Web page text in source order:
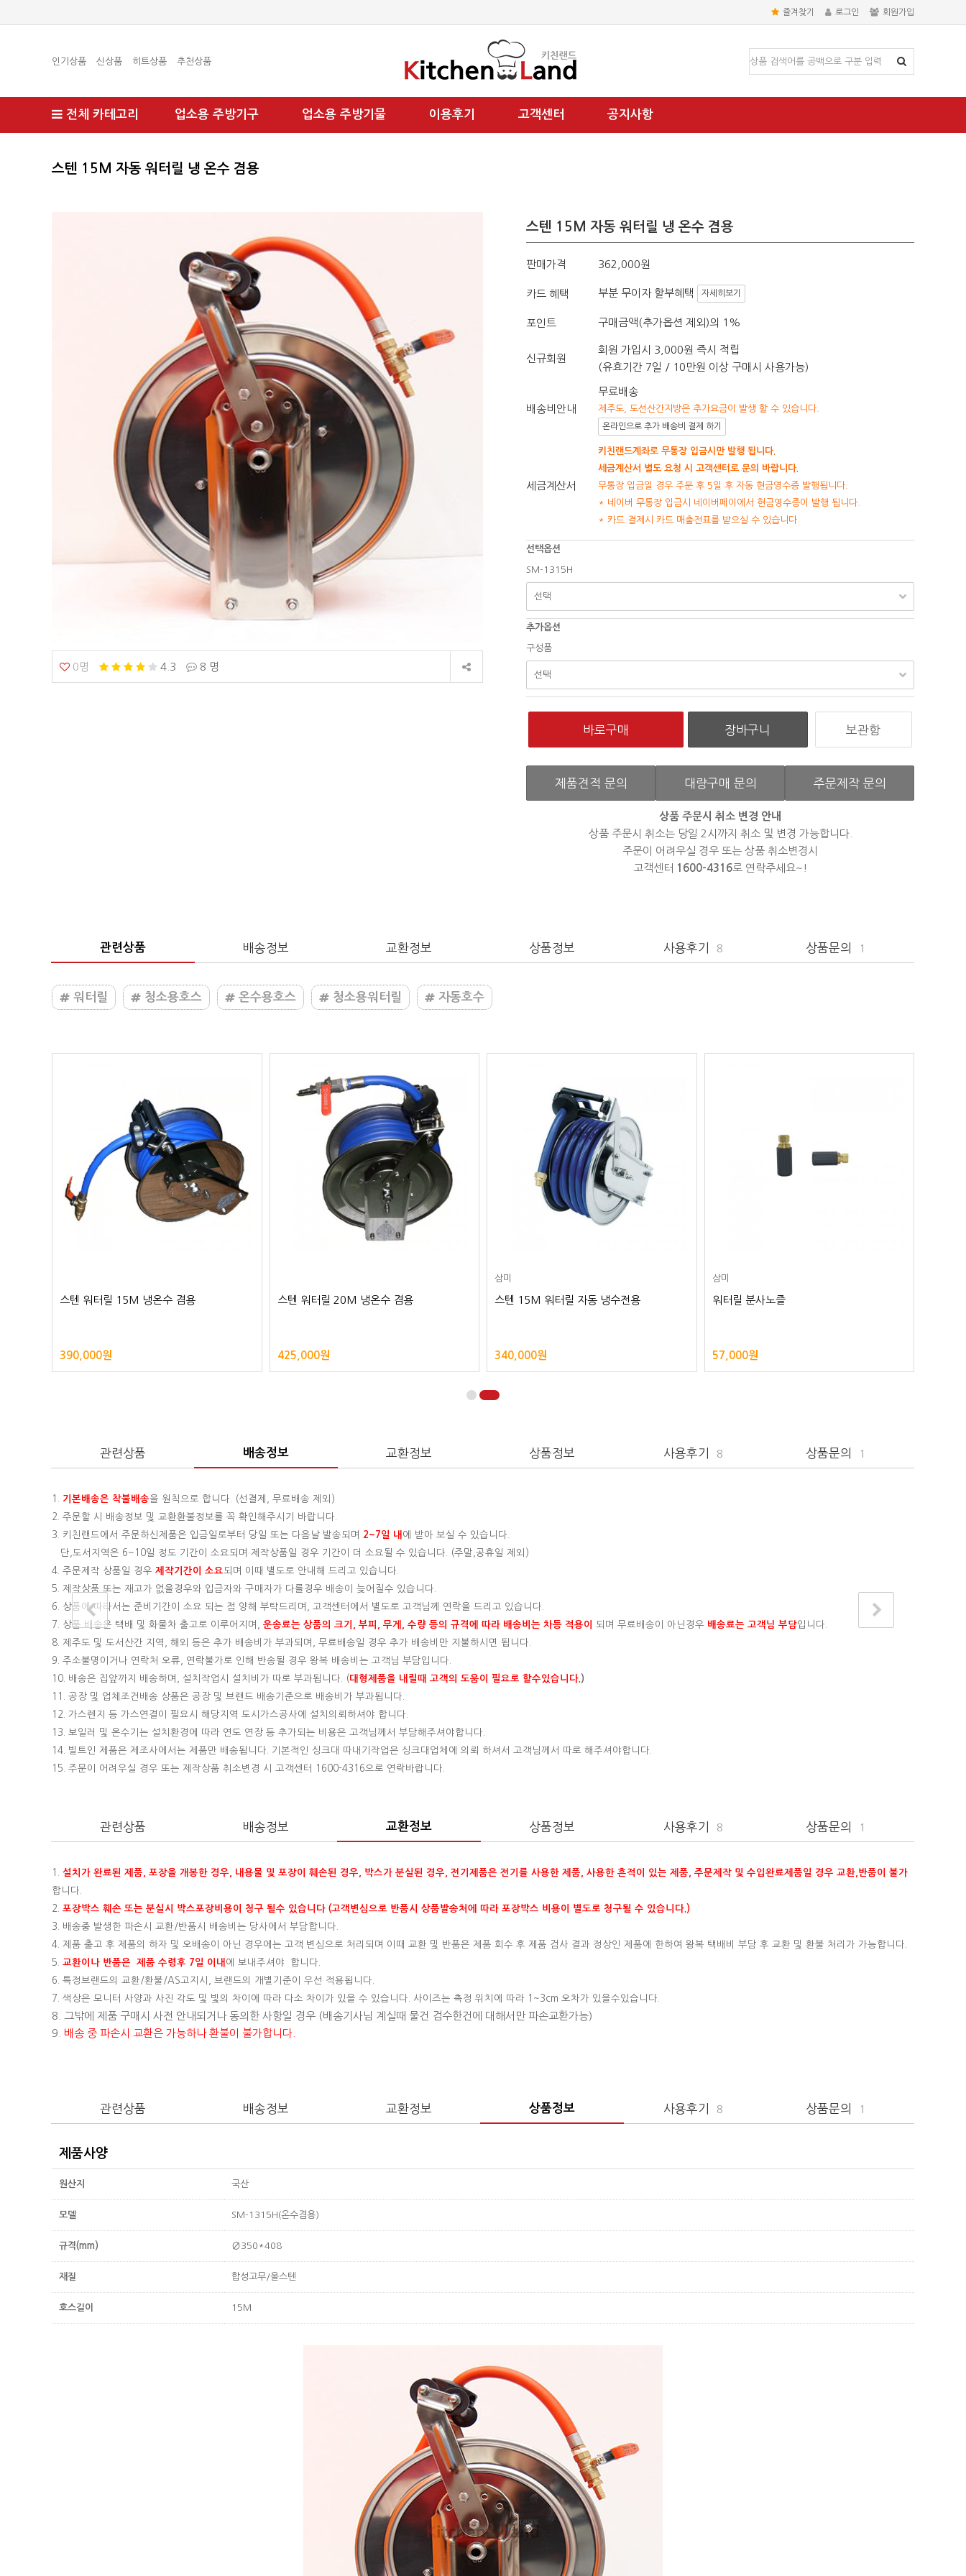
즐겨찾기 로그인 회원가입
인기상품 신상품 히트상품 추천상품
전체 카테고리 업소용 주방기구 업소용 주방기물 이용후기 고객센터 공지사항
스텐 15M 자동 워터릴 냉 온수 겸용
0명 4.3 8 명
스텐 15M 자동 워터릴 냉 온수 겸용
판매가격 362,000원
카드 혜택 부분 무이자 할부혜택 자세히보기
포인트 구매금액(추가옵션 제외)의 1%
신규회원
회원 가입시 3,000원 즉시 적립
(유효기간 7일 / 10만원 이상 구매시 사용가능)
배송비안내
무료배송
제주도, 도선산간지방은 추가요금이 발생 할 수 있습니다.
온라인으로 추가 배송비 결제 하기
세금계산서
키친랜드계좌로 무통장 입금시만 발행 됩니다.
세금계산서 별도 요청 시 고객센터로 문의 바랍니다.
무통장 입금일 경우 주문 후 5일 후 자동 현금영수증 발행됩니다.
* 네이버 무통장 입금시 네이버페이에서 현금영수증이 발행 됩니다.
* 카드 결제시 카드 매출전표를 받으실 수 있습니다.
선택옵션
SM-1315H
추가옵션
구성품
보관함
제품견적 문의 대량구매 문의 주문제작 문의
상품 주문시 취소 변경 안내
상품 주문시 취소는 당일 2시까지 취소 및 변경 가능합니다.
주문이 어려우실 경우 또는 상품 취소변경시
고객센터 1600-4316로 연락주세요~!
관련상품 배송정보 교환정보 상품정보 사용후기 8 상품문의 1
워터릴 청소용호스 온수용호스 청소용워터릴 자동호수
스텐 워터릴 15M 냉온수 겸용
390,000원
스텐 워터릴 20M 냉온수 겸용
425,000원
삼미
스텐 15M 워터릴 자동 냉수전용
340,000원
삼미
워터릴 분사노즐
57,000원
관련상품 배송정보 교환정보 상품정보 사용후기 8 상품문의 1
1. 기본배송은 착불배송을 원칙으로 합니다. (선결제, 무료배송 제외)
2. 주문할 시 배송정보 및 교환환불정보를 꼭 확인해주시기 바랍니다.
3. 키친랜드에서 주문하신제품은 입금일로부터 당일 또는 다음날 발송되며
2~7일 내 에 받아 보실 수 있습니다.
단,도서지역은 6~10일 정도 기간이 소요되며 제작상품일 경우 기간이 더 소요될 수 있습니다. (주말,공휴일 제외)
4. 주문제작 상품일 경우 제작기간이 소요 되며 이때 별도로 안내해 드리고 있습니다.
5. 제작상품 또는 재고가 없을경우와 입금자와 구매자가 다를경우 배송이 늦어질수 있습니다.
6. 상품에 따라서는 준비기간이 소요 되는 점 양해 부탁드리며, 고객센터에서 별도로 고객님께 연락을 드리고 있습니다.
7. 상품 배송은 택배 및 화물차 출고로 이루어지며, 운송료는 상품의 크기, 부피, 무게, 수량 등의 규격에 따라 배송비는 차등 적용이 되며 무료배송이 아닌경우 배송료는 고객님 부담입니다.
8. 제주도 및 도서산간 지역, 해외 등은 추가 배송비가 부과되며, 무료배송일 경우 추가 배송비만 지불하시면 됩니다.
9. 주소불명이거나 연락처 오류, 연락불가로 인해 반송될 경우 왕복 배송비는 고객님 부담입니다.
10. 배송은 집앞까지 배송하며, 설치작업시 설치비가 따로 부과됩니다. (대형제품을 내릴때 고객의 도움이 필요로 할수있습니다. )
11. 공장 및 업체조건배송 상품은 공장 및 브랜드 배송기준으로 배송비가 부과됩니다.
12. 가스렌지 등 가스연결이 필요시 해당지역 도시가스공사에 설치의뢰하셔야 합니다.
13. 보일러 및 온수기는 설치환경에 따라 연도 연장 등 추가되는 비용은 고객님께서 부담해주셔야합니다.
14. 빌트인 제품은 제조사에서는 제품만 배송됩니다. 기본적인 싱크대 따내기작업은 싱크대업체에 의뢰 하셔서 고객님께서 따로 해주셔야합니다.
15. 주문이 어려우실 경우 또는 제작상품 취소변경 시 고객센터 1600-4316으로 연락바랍니다.
관련상품 배송정보 교환정보 상품정보 사용후기 8 상품문의 1
1. 설치가 완료된 제품, 포장을 개봉한 경우, 내용물 및 포장이 훼손된 경우, 박스가 분실된 경우, 전기제품은 전기를 사용한 제품, 사용한 흔적이 있는 제품, 주문제작 및 수입완료제품일 경우 교환,반품이 불가
합니다.
2. 포장박스 훼손 또는 분실시 박스포장비용이 청구 될수 있습니다 (고객변심으로 반품시 상품발송처에 따라 포장박스 비용이 별도로 청구될 수 있습니다.)
3. 배송중 발생한 파손시 교환/반품시 배송비는 당사에서 부담합니다.
4. 제품 출고 후 제품의 하자 및 오배송이 아닌 경우에는 고객 변심으로 처리되며 이때 교환 및 반품은 제품 회수 후 제품 검사 결과 정상인 제품에 한하여 왕복 택배비 부담 후 교환 및 환불 처리가 가능합니다.
5. 교환이나 반품은 제품 수령후 7일 이내 에 보내주셔야 합니다.
6. 특정브랜드의 교환/환불/AS고지시, 브랜드의 개별기준이 우선 적용됩니다.
7. 색상은 모니터 사양과 사진 각도 및 빛의 차이에 따라 다소 차이가 있을 수 있습니다. 사이즈는 측정 위치에 따라 1~3cm 오차가 있을수있습니다.
8. 그밖에 제품 구매시 사전 안내되거나 동의한 사항일 경우 (배송기사님 계실때 물건 검수한건에 대해서만 파손교환가능)
9. 배송 중 파손시 교환은 가능하나 환불이 불가합니다.
관련상품 배송정보 교환정보 상품정보 사용후기 8 상품문의 1
제품사양
원산지 국산
모델 SM-1315H(온수겸용)
규격(mm) ∅350*408
재질 합성고무/올스텐
호스길이 15M